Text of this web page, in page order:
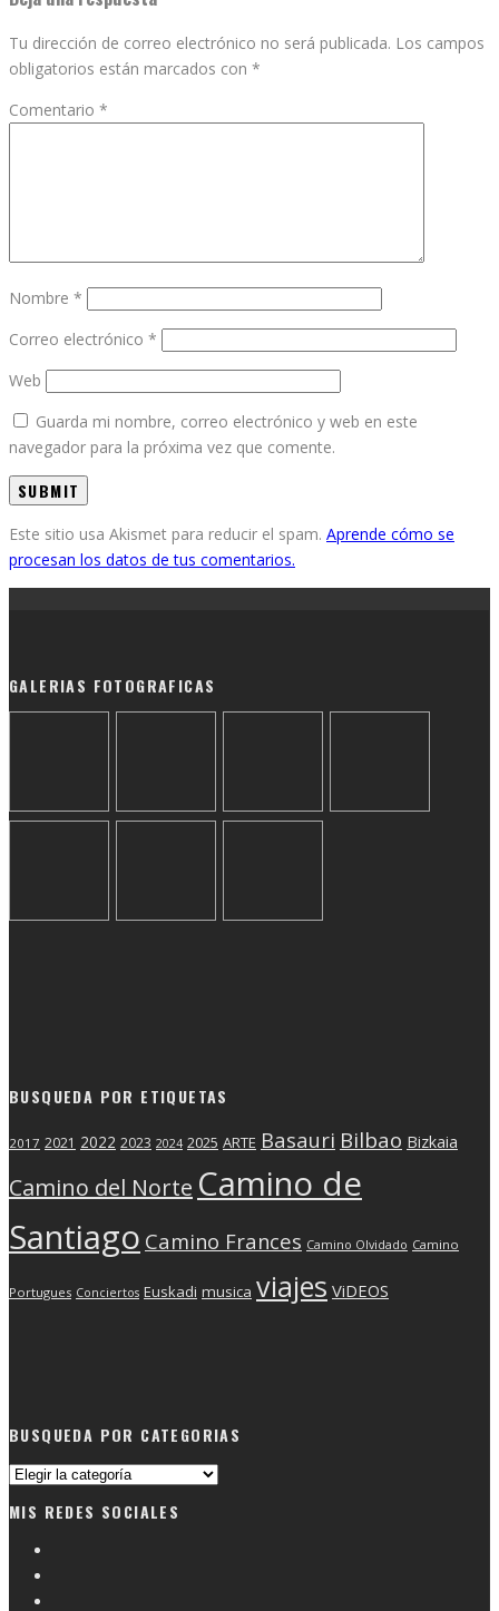
Tu dirección de correo electrónico no será publicada. Los campos
obligatorios están marcados con *
Comentario *
Nombre *
Correo electrónico *
Web
Guarda mi nombre, correo electrónico y web en este
navegador para la próxima vez que comente.
Este sitio usa Akismet para reducir el spam. Aprende cómo se
procesan los datos de tus comentarios.
GALERIAS FOTOGRAFICAS
BUSQUEDA POR ETIQUETAS
2017 2021 2022 2023 2024 2025 ARTE Basauri Bilbao Bizkaia
Camino del Norte Camino de
Santiago Camino Frances Camino Olvidado Camino
Portugues Conciertos Euskadi musica viajes ViDEOS
BUSQUEDA POR CATEGORIAS
Busqueda
categorias
MIS REDES SOCIALES